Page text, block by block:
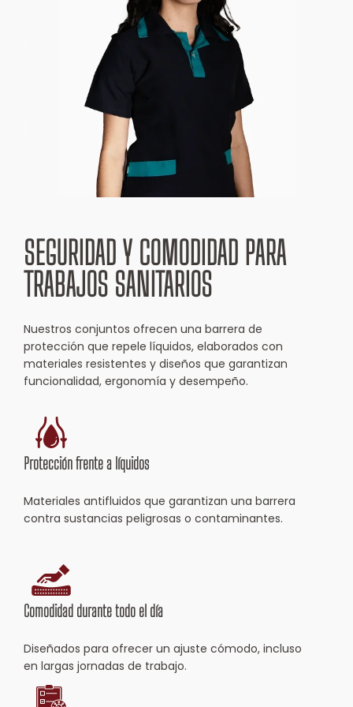
SEGURIDAD Y COMODIDAD PARA
TRABAJOS SANITARIOS
Nuestros conjuntos ofrecen una barrera de
protección que repele líquidos, elaborados con
materiales resistentes y diseños que garantizan
funcionalidad, ergonomía y desempeño.
Protección frente a líquidos
Materiales antifluidos que garantizan una barrera
contra sustancias peligrosas o contaminantes.
Comodidad durante todo el día
Diseñados para ofrecer un ajuste cómodo, incluso
en largas jornadas de trabajo.
+57 310 237 8618
⁠servicioalcliente@dotacionesj2.com.co
Calle 127d # 52a-06 Prado
Veraniego, Bogotá